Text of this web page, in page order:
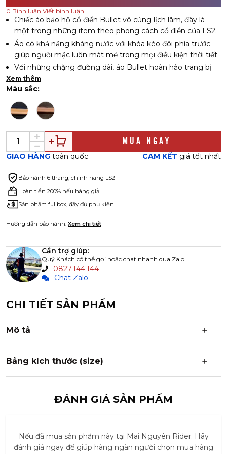
Cần trợ giúp:
Quý Khách có thể gọi hoặc chat nhanh qua Zalo
0827.144.144
Chat Zalo
0 Bình luận|Viết bình luận
Chiếc áo bảo hộ cổ điển Bullet vô cùng lịch lãm, đây là
một trong những item theo phong cách cổ điển của LS2.
Áo có khả năng kháng nước với khóa kéo đôi phía trước
giúp người mặc luôn mát mẻ trong mọi điều kiện thời tiết.
Với những chặng đường dài, áo Bullet hoàn hảo trang bị
thêm dây kéo zip để kết nối với quần bảo hộ.
Xem thêm
Màu sắc:
MUA NGAY
GIAO HÀNG toàn quốc CAM KẾT giá tốt nhất
Bảo hành 6 tháng, chính hãng LS2
Hoàn tiền 200% nếu hàng giả
Sản phẩm fullbox, đầy đủ phụ kiện
Hướng dẫn bảo hành. Xem chi tiết
CHI TIẾT SẢN PHẨM
Mô tả
Bảng kích thước (size)
ĐÁNH GIÁ SẢN PHẨM
Nếu đã mua sản phẩm này tại Mai Nguyên Rider. Hãy
đánh giá ngay để giúp hàng ngàn người chọn mua hàng